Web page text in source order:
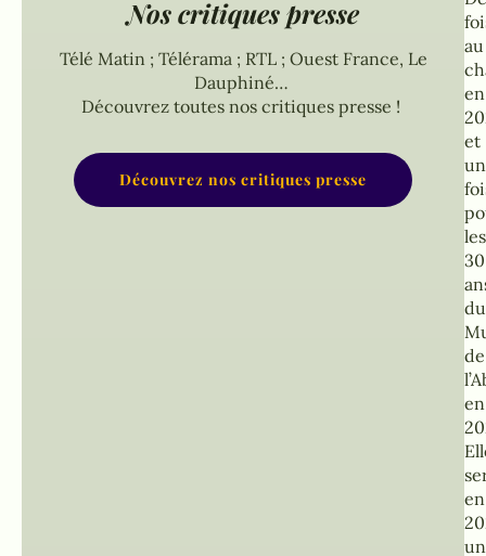
Nos critiques presse
Télé Matin ; Télérama ; RTL ; Ouest France, Le
Dauphiné…
Découvrez toutes nos critiques presse !
Découvrez nos critiques presse
au
en
et
les
30
du
de
en
en